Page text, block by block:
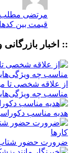
مرتضی مطلب
قیمت بین
:: اخبار
از علاقه شخصی
مناسب چه
هدیه مناسب
ضرورت حضور شتاب